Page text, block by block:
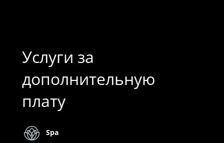
Услуги за
дополнительную
плату
Spa